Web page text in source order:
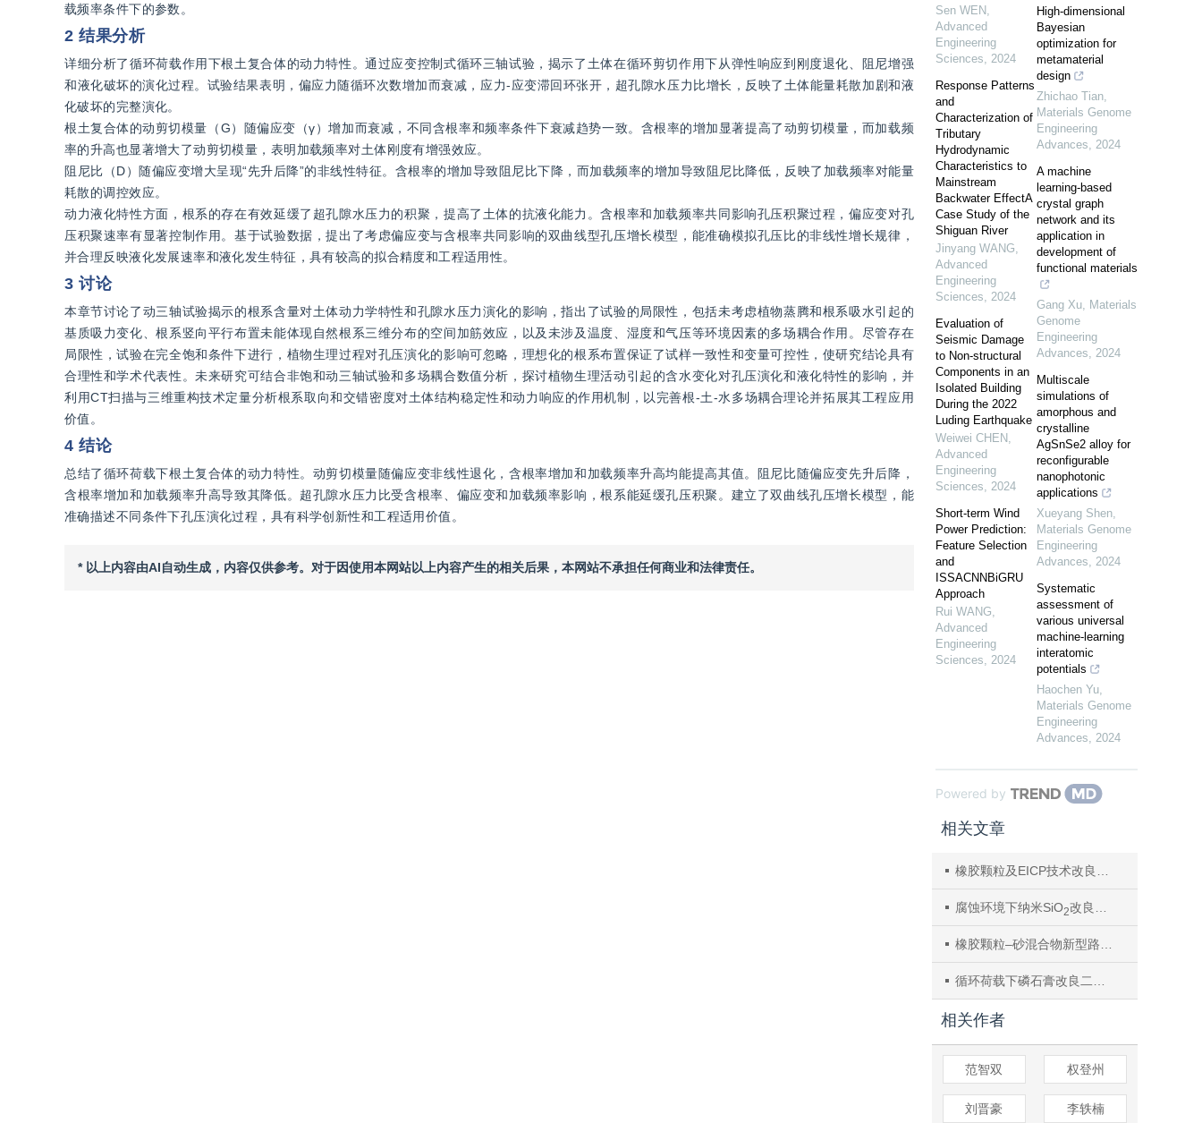
载频率条件下的参数。
2 结果分析
详细分析了循环荷载作用下根土复合体的动力特性。通过应变控制式循环三轴试验，揭示了土体在循环剪切作用下从弹性响应到刚度退化、阻尼增强
和液化破坏的演化过程。试验结果表明，偏应力随循环次数增加而衰减，应力-应变滞回环张开，超孔隙水压力比增长，反映了土体能量耗散加剧和液
化破坏的完整演化。
根土复合体的动剪切模量（G）随偏应变（γ）增加而衰减，不同含根率和频率条件下衰减趋势一致。含根率的增加显著提高了动剪切模量，而加载频
率的升高也显著增大了动剪切模量，表明加载频率对土体刚度有增强效应。
阻尼比（D）随偏应变增大呈现“先升后降”的非线性特征。含根率的增加导致阻尼比下降，而加载频率的增加导致阻尼比降低，反映了加载频率对能量
耗散的调控效应。
动力液化特性方面，根系的存在有效延缓了超孔隙水压力的积聚，提高了土体的抗液化能力。含根率和加载频率共同影响孔压积聚过程，偏应变对孔
压积聚速率有显著控制作用。基于试验数据，提出了考虑偏应变与含根率共同影响的双曲线型孔压增长模型，能准确模拟孔压比的非线性增长规律，
并合理反映液化发展速率和液化发生特征，具有较高的拟合精度和工程适用性。
3 讨论
本章节讨论了动三轴试验揭示的根系含量对土体动力学特性和孔隙水压力演化的影响，指出了试验的局限性，包括未考虑植物蒸腾和根系吸水引起的
基质吸力变化、根系竖向平行布置未能体现自然根系三维分布的空间加筋效应，以及未涉及温度、湿度和气压等环境因素的多场耦合作用。尽管存在
局限性，试验在完全饱和条件下进行，植物生理过程对孔压演化的影响可忽略，理想化的根系布置保证了试样一致性和变量可控性，使研究结论具有
合理性和学术代表性。未来研究可结合非饱和动三轴试验和多场耦合数值分析，探讨植物生理活动引起的含水变化对孔压演化和液化特性的影响，并
利用CT扫描与三维重构技术定量分析根系取向和交错密度对土体结构稳定性和动力响应的作用机制，以完善根-土-水多场耦合理论并拓展其工程应用
价值。
4 结论
总结了循环荷载下根土复合体的动力特性。动剪切模量随偏应变非线性退化，含根率增加和加载频率升高均能提高其值。阻尼比随偏应变先升后降，
含根率增加和加载频率升高导致其降低。超孔隙水压力比受含根率、偏应变和加载频率影响，根系能延缓孔压积聚。建立了双曲线孔压增长模型，能
准确描述不同条件下孔压演化过程，具有科学创新性和工程适用价值。
* 以上内容由AI自动生成，内容仅供参考。对于因使用本网站以上内容产生的相关后果，本网站不承担任何商业和法律责任。
Sen WEN ,
Advanced
Engineering
Sciences, 2024
Response Patterns
and
Characterization of
Tributary
Hydrodynamic
Characteristics to
Mainstream
Backwater EffectA
Case Study of the
Shiguan River
Jinyang WANG,
Advanced
Engineering
Sciences, 2024
Evaluation of
Seismic Damage
to Non-structural
Components in an
Isolated Building
During the 2022
Luding Earthquake
Weiwei CHEN ,
Advanced
Engineering
Sciences, 2024
Short-term Wind
Power Prediction:
Feature Selection
and
ISSACNNBiGRU
Approach
Rui WANG,
Advanced
Engineering
Sciences, 2024
High-dimensional
Bayesian
optimization for
metamaterial
design
Zhichao Tian,
Materials Genome
Engineering
Advances, 2024
A machine
learning-based
crystal graph
network and its
application in
development of
functional materials
Gang Xu, Materials
Genome
Engineering
Advances, 2024
Multiscale
simulations of
amorphous and
crystalline
AgSnSe2 alloy for
reconfigurable
nanophotonic
applications
Xueyang Shen,
Materials Genome
Engineering
Advances, 2024
Systematic
assessment of
various universal
machine-learning
interatomic
potentials
Haochen Yu,
Materials Genome
Engineering
Advances, 2024
Powered by
相关文章
橡胶颗粒及EICP技术改良黄土动力特性试验
腐蚀环境下纳米SiO2改良水泥土动弹性模量与阻尼比试验
橡胶颗粒–砂混合物新型路基填料动力参数特性的试验研究
循环荷载下磷石膏改良二灰土动力特性研究
相关作者
范智双 权登州
刘晋豪 李轶楠